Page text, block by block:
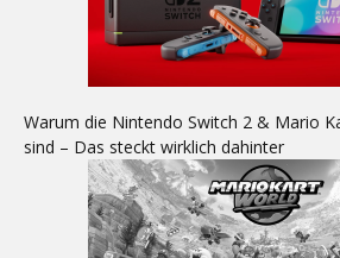
Warum die Nintendo Switch 2 & Mario
sind – Das steckt wirklich dahinter